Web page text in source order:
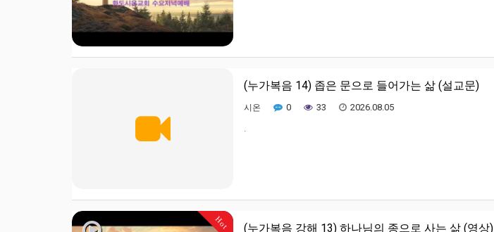
(누가복음 14) 좁은 문으로 들어가는 삶 (설교문)
시온 0 33 2026.08.05
.
Hot (누가복음 강해 13) 하나님의 종으로 사는 삶 (영상)